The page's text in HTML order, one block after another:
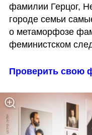
фамилии Герцог,
городе семьи
о метаморфозе
феминистском
Проверить свою